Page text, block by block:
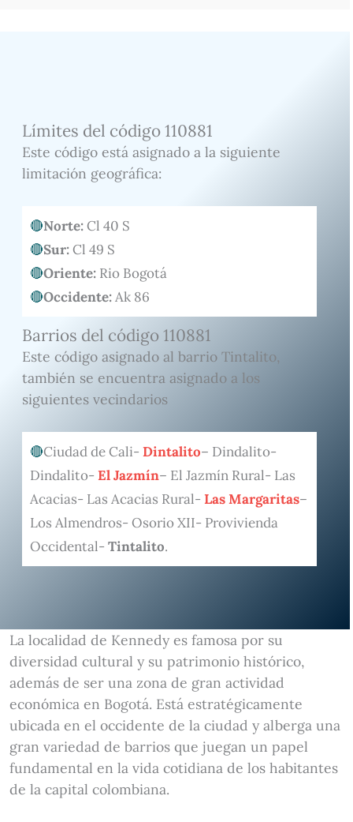
Límites del código 110881
Este código está asignado a la siguiente
limitación geográfica:
Norte:Cl 40 S
Sur:Cl 49 S
Oriente: Rio Bogotá
Occidente:Ak 86
Barrios del código 110881
Este código asignado al barrio Tintalito,
también se encuentra asignado a los
siguientes vecindarios
Ciudad de Cali- Dintalito– Dindalito-
Dindalito- El Jazmín– El Jazmín Rural- Las
Acacias- Las Acacias Rural- Las Margaritas–
Los Almendros- Osorio XII- Provivienda
Occidental- Tintalito.
La localidad de Kennedy es famosa por su
diversidad cultural y su patrimonio histórico,
además de ser una zona de gran actividad
económica en Bogotá. Está estratégicamente
ubicada en el occidente de la ciudad y alberga una
gran variedad de barrios que juegan un papel
fundamental en la vida cotidiana de los habitantes
de la capital colombiana.